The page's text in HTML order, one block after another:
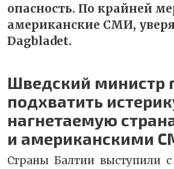
опасность. По крайней
американские СМИ,
Dagbladet.
Шведский министр
подхватить
нагнетаемую
и американскими
Страны Балтии выступили